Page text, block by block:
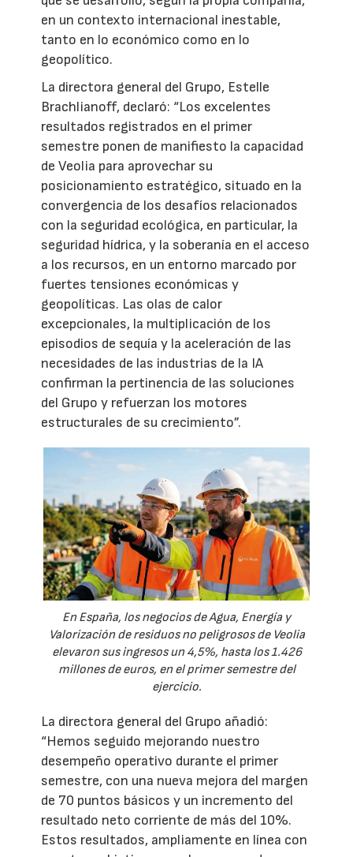
en un contexto internacional inestable,
tanto en lo económico como en lo
geopolítico.
La directora general del Grupo, Estelle
Brachlianoff, declaró: “Los excelentes
resultados registrados en el primer
semestre ponen de manifiesto la capacidad
de Veolia para aprovechar su
posicionamiento estratégico, situado en la
convergencia de los desafíos relacionados
con la seguridad ecológica, en particular, la
seguridad hídrica, y la soberanía en el acceso
a los recursos, en un entorno marcado por
fuertes tensiones económicas y
geopolíticas. Las olas de calor
excepcionales, la multiplicación de los
episodios de sequía y la aceleración de las
necesidades de las industrias de la IA
confirman la pertinencia de las soluciones
del Grupo y refuerzan los motores
estructurales de su crecimiento”.
En España, los negocios de Agua, Energía y
Valorización de residuos no peligrosos de Veolia
elevaron sus ingresos un 4,5%, hasta los 1.426
millones de euros, en el primer semestre del
ejercicio.
La directora general del Grupo añadió:
“Hemos seguido mejorando nuestro
desempeño operativo durante el primer
semestre, con una nueva mejora del margen
de 70 puntos básicos y un incremento del
resultado neto corriente de más del 10%.
Estos resultados, ampliamente en línea con